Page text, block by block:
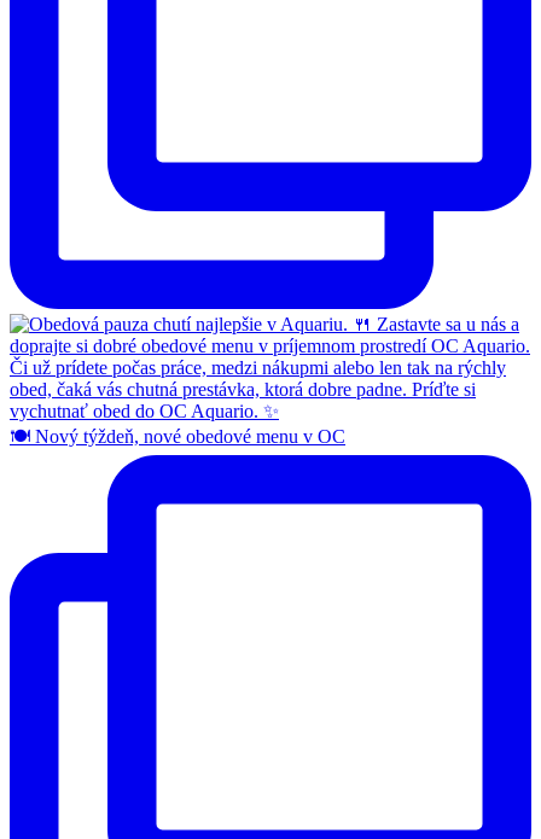
🍽️ Nový týždeň, nové obedové menu v OC